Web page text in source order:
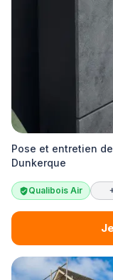
Pose et entretien
Dunkerque
Qualibois Air